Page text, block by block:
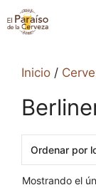
Saltar
al
Inicio /
Mostrando el